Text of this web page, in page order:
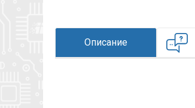
Описание